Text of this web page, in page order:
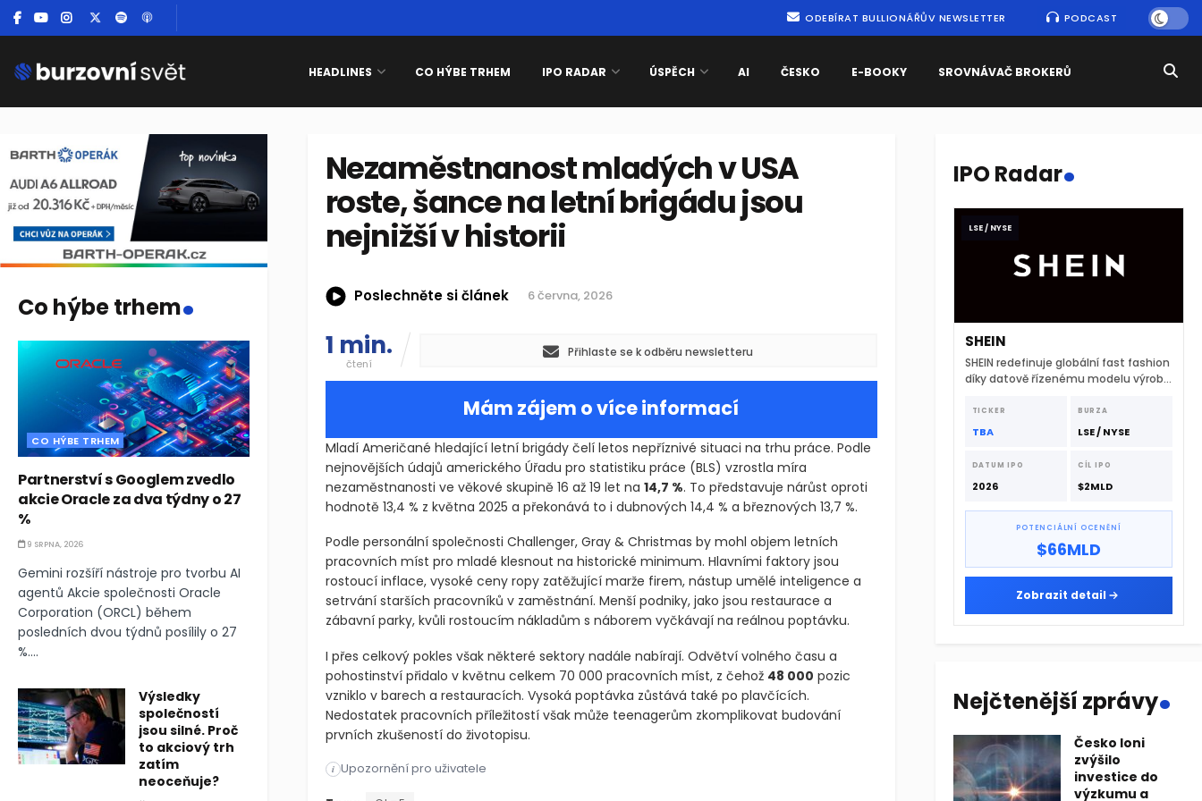
ODEBÍRAT BULLIONÁŘŮV NEWSLETTER PODCAST
HEADLINES CO HÝBE TRHEM IPO RADAR ÚSPĚCH AI ČESKO E-BOOKY SROVNÁVAČ BROKERŮ
Nezaměstnanost mladých v USA
roste, šance na letní brigádu jsou
nejnižší v historii
Poslechněte si článek 6 června, 2026
1 min.
čtení
Přihlaste se k odběru newsletteru
Mám zájem o více informací
Mladí Američané hledající letní brigády čelí letos nepříznivé situaci na trhu práce. Podle
nejnovějších údajů amerického Úřadu pro statistiku práce (BLS) vzrostla míra
nezaměstnanosti ve věkové skupině 16 až 19 let na 14,7 %. To představuje nárůst oproti
hodnotě 13,4 % z května 2025 a překonává to i dubnových 14,4 % a březnových 13,7 %.
Podle personální společnosti Challenger, Gray & Christmas by mohl objem letních
pracovních míst pro mladé klesnout na historické minimum. Hlavními faktory jsou
rostoucí inflace, vysoké ceny ropy zatěžující marže firem, nástup umělé inteligence a
setrvání starších pracovníků v zaměstnání. Menší podniky, jako jsou restaurace a
zábavní parky, kvůli rostoucím nákladům s náborem vyčkávají na reálnou poptávku.
I přes celkový pokles však některé sektory nadále nabírají. Odvětví volného času a
pohostinství přidalo v květnu celkem 70 000 pracovních míst, z čehož 48 000 pozic
vzniklo v barech a restauracích. Vysoká poptávka zůstává také po plavčících.
Nedostatek pracovních příležitostí však může teenagerům zkomplikovat budování
prvních zkušeností do životopisu.
Mladí Američané hledající letní brigády čelí letos nepříznivé situaci na trhu práce. Podle nejnovějších údajů amerického Úřadu pro
i Upozornění pro uživatele
Co hýbe trhem.
CO HÝBE TRHEM
Partnerství s Googlem zvedlo
akcie Oracle za dva týdny o 27
%
9 SRPNA, 2026
Gemini rozšíří nástroje pro tvorbu AI
agentů Akcie společnosti Oracle
Corporation (ORCL) během
posledních dvou týdnů posílily o 27
%....
Výsledky
společností
jsou silné. Proč
to akciový trh
zatím
neoceňuje?
IPO Radar.
LSE / NYSE
SHEIN
SHEIN redefinuje globální fast fashion
díky datově řízenému modelu výroby
dodavatelskému řetězci.
TICKER
TBA
BURZA
LSE / NYSE
DATUM IPO
2026
CÍL IPO
$2MLD
POTENCIÁLNÍ OCENĚNÍ
$66MLD
Zobrazit detail
Nejčtenější zprávy.
Česko loni
zvýšilo
investice do
výzkumu a